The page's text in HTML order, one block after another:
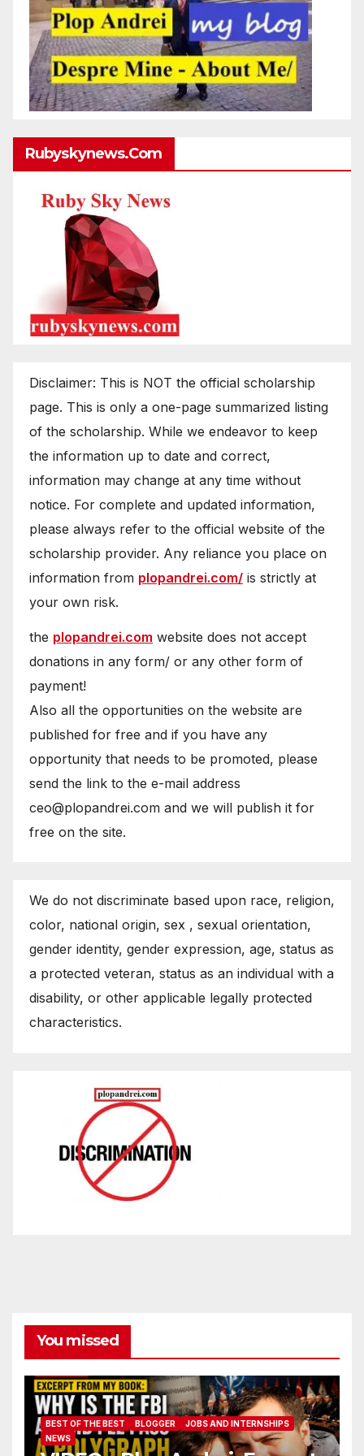
Rubyskynews.com
Disclaimer: This is NOT the official scholarship
page. This is only a one-page summarized listing
of the scholarship. While we endeavor to keep
the information up to date and correct,
information may change at any time without
notice. For complete and updated information,
please always refer to the official website of the
scholarship provider. Any reliance you place on
information from plopandrei.com/ is strictly at
your own risk.
the plopandrei.com website does not accept
donations in any form/ or any other form of
payment!
Also all the opportunities on the website are
published for free and if you have any
opportunity that needs to be promoted, please
send the link to the e-mail address
ceo@plopandrei.com and we will publish it for
free on the site.
We do not discriminate based upon race, religion,
color, national origin, sex , sexual orientation,
gender identity, gender expression, age, status as
a protected veteran, status as an individual with a
disability, or other applicable legally protected
characteristics.
You missed
BEST OF THE BEST BLOGGER
JOBS AND INTERNSHIPS
NEWS